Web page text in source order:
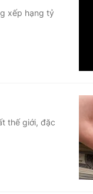
xếp hạng tỷ
thế giới, đặc